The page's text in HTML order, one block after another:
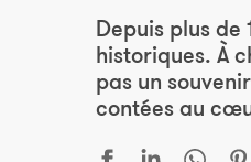
Depuis plus
historiques. À
pas un
contées au